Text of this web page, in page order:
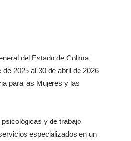
del Estado de Colima
2025 al 30 de abril de 2026
para las Mujeres y las
y de trabajo
especializados en un